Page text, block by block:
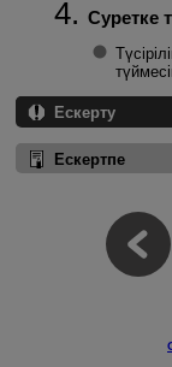
Суретке
Ескерту
Ескертпе